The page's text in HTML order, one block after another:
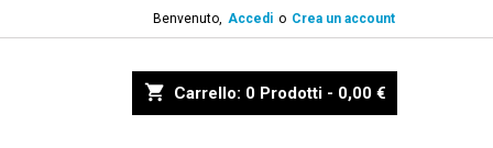
Benvenuto, Accedi o Crea un account
shopping_cart Carrello: 0 Prodotti - 0,00 €